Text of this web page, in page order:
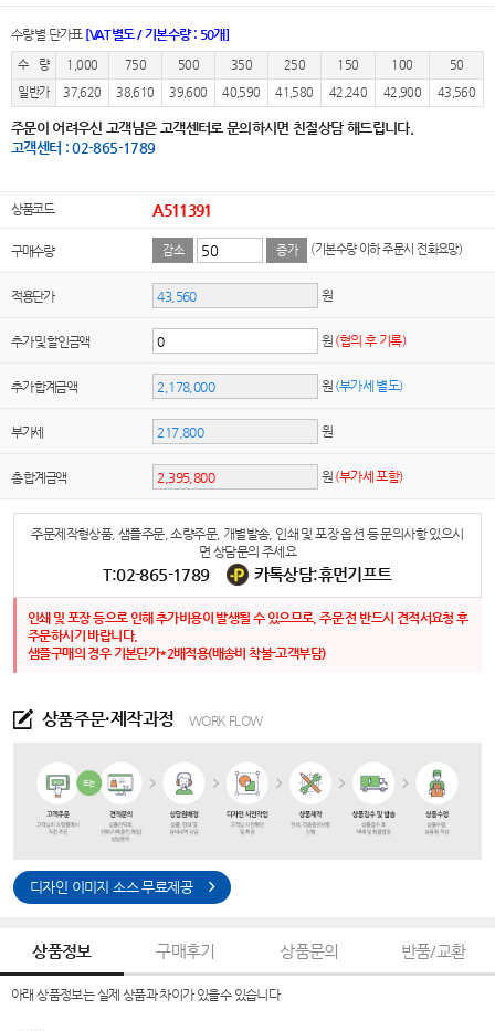
수량별 단가표 [VAT별도 / 기본수량 : 50개]
수 량 1,000 750 500 350 250 150 100
50
일반가
37,620 38,610 39,600 40,590 41,580 42,240 42,900 43,560
주문이 어려우신 고객님은 고객센터로 문의하시면 친절상담 해드립니다.
고객센터 : 02-865-1789
상품코드 A511391
구매수량 감소 증가 (기본수량 이하 주문시 전화요망)
적용단가 원
추가 및 할인금액 원 (협의 후 기록)
추가 합계금액 원 (부가세 별도)
부가세 원
총 합계금액 원 (부가세 포함)
주문제작형상품, 샘플주문, 소량주문, 개별발송, 인쇄 및 포장 옵션 등 문의사항 있으시
면 상담문의 주세요
T:02-865-1789 카톡상담:휴먼기프트
인쇄 및 포장 등으로 인해 추가비용이 발생될 수 있으므로, 주문 전 반드시 견적서요청 후
주문하시기 바랍니다.
샘플구매의 경우 기본단가*2배적용(배송비 착불-고객부담)
상품주문·제작과정 WORK FLOW
디자인 이미지 소스 무료제공
상품정보 구매후기 상품문의 반품/교환
아래 상품정보는 실제 상품과 차이가 있을수 있습니다